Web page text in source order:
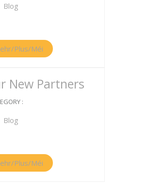
Blog
Plus/Méi
New Partners
:
Blog
Plus/Méi